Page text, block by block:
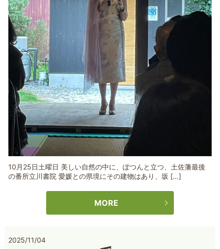
10月25日土曜日 美しい自然の中に、ぽつんと立つ、土佐藩最後
の番所立川書院 愛媛との県境にその建物はあり、坂 […]
MORE
2025/11/04